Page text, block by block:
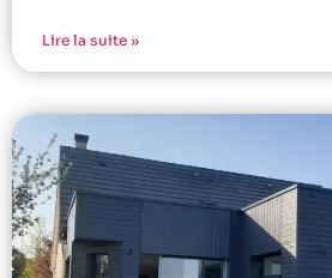
Lire la suite »